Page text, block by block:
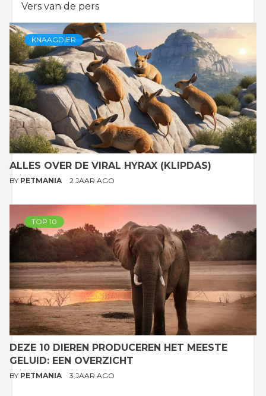
Vers van de pers
KNAAGDIER
ALLES OVER DE VIRAL HYRAX (KLIPDAS)
BY PETMANIA 2 JAAR AGO
TOP 10
DEZE 10 DIEREN PRODUCEREN HET MEESTE
GELUID: EEN OVERZICHT
BY PETMANIA 3 JAAR AGO